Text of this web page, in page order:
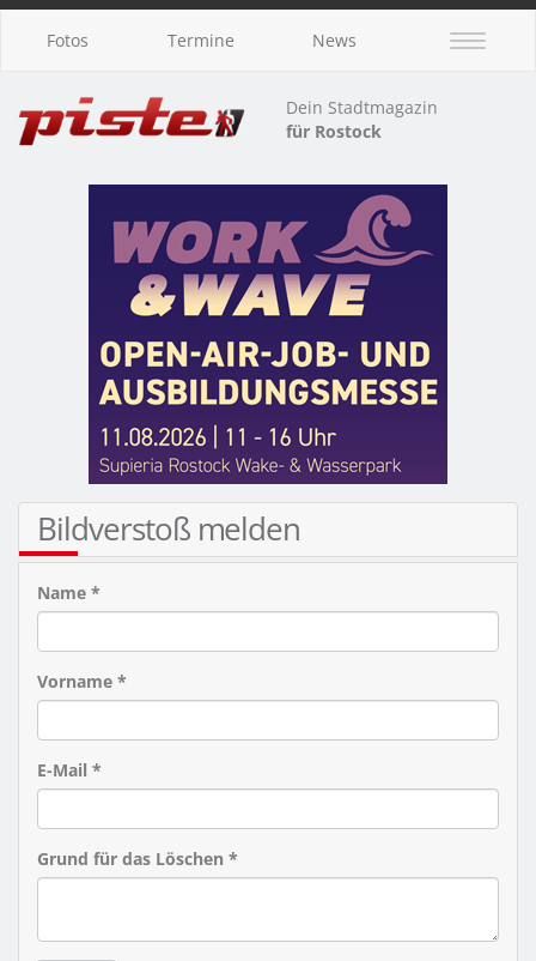
Fotos Termine News
Dein Stadtmagazin
für Rostock
Bildverstoß melden
Name *
Vorname *
E-Mail *
Grund für das Löschen *